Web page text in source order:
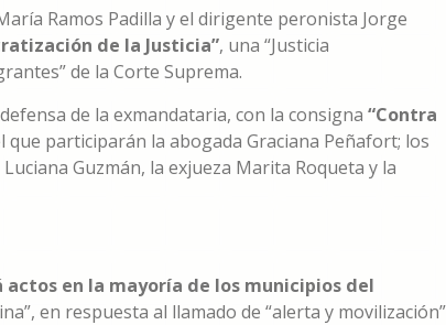
Ramos Padilla y el dirigente peronista Jorge
de la Justicia”, una “Justicia
de la Corte Suprema.
de la exmandataria, con la consigna “Contra
que participarán la abogada Graciana Peñafort; los
Guzmán, la exjueza Marita Roqueta y la
actos en la mayoría de los municipios del
en respuesta al llamado de “alerta y movilización”